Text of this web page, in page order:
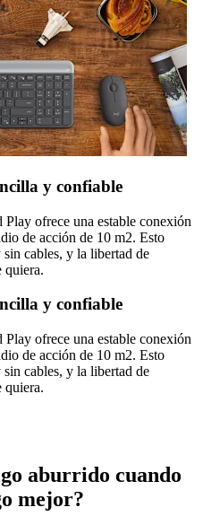
y confiable
ofrece una estable conexión
de acción de 10 m2. Esto
cables, y la libertad de
quiera.
y confiable
ofrece una estable conexión
de acción de 10 m2. Esto
cables, y la libertad de
quiera.
aburrido cuando
mejor?